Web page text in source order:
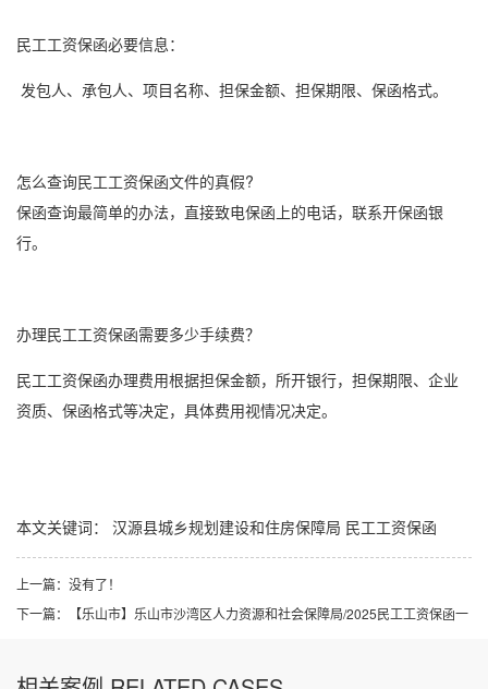
民工工资保函必要信息：
发包人、承包人、项目名称、担保金额、担保期限、 保函格式。
怎么查询民工工资保函文件的真假?
保函查询最简单的办法，直接致电保函上的电话，联系开保函银
行。
办理民工工资保函需要多少手续费？
民工工资保函办理费用根据担保金额，所开银行，担保期限、企业
资质、 保函格式等决定，具体费用视情况决定。
本文关键词： 汉源县城乡规划建设和住房保障局 民工工资保函
上一篇： 没有了！
下一篇：
【乐山市】乐山市沙湾区人力资源和社会保障局/2025民工工资保函一